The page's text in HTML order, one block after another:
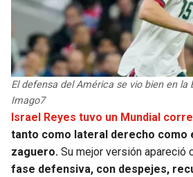
El defensa del América se vio bien en la
Imago7
Israel Reyes tuvo un Mundial
tanto como lateral derecho como
zaguero. Su mejor versión apareció
fase defensiva, con despejes,